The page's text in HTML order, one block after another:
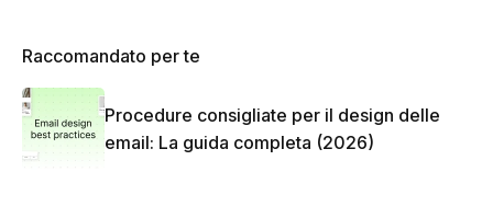
Raccomandato per te
Procedure consigliate per il design delle
email: La guida completa (2026)